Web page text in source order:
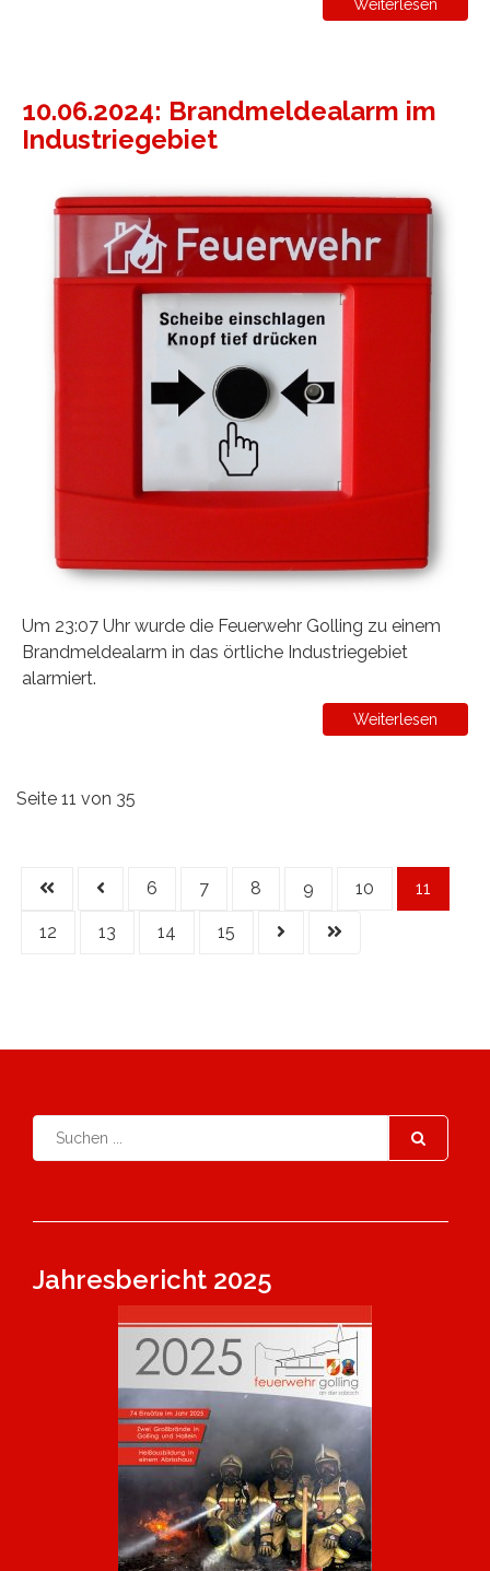
Weiterlesen
10.06.2024: Brandmeldealarm im
Industriegebiet
Um 23:07 Uhr wurde die Feuerwehr Golling zu einem
Brandmeldealarm in das örtliche Industriegebiet
alarmiert.
Weiterlesen
Seite 11 von 35
6 7 8 9 10 11
12 13 14 15
Jahresbericht 2025